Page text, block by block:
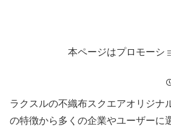
本ページはプロモーシ
ラクスルの不織布スクエアオリジナ
の特徴から多くの企業やユーザーに